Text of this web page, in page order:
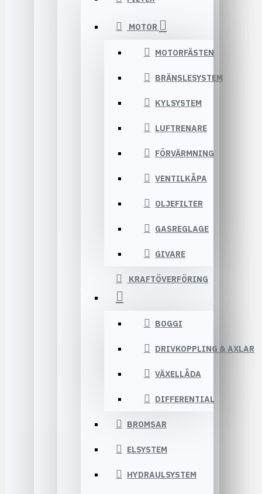
MOTOR
MOTORFÄSTEN
BRÄNSLESYSTEM
KYLSYSTEM
LUFTRENARE
FÖRVÄRMNING
VENTILKÅPA
OLJEFILTER
GASREGLAGE
GIVARE
KRAFTÖVERFÖRING
BOGGI
DRIVKOPPLING & AXLAR
VÄXELLÅDA
DIFFERENTIAL
BROMSAR
ELSYSTEM
HYDRAULSYSTEM